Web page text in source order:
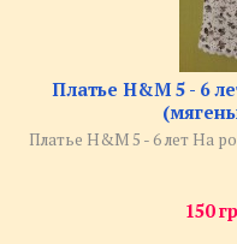
Платье H&M 5 - 6
Платье H&M 5 - 6 лет На
150